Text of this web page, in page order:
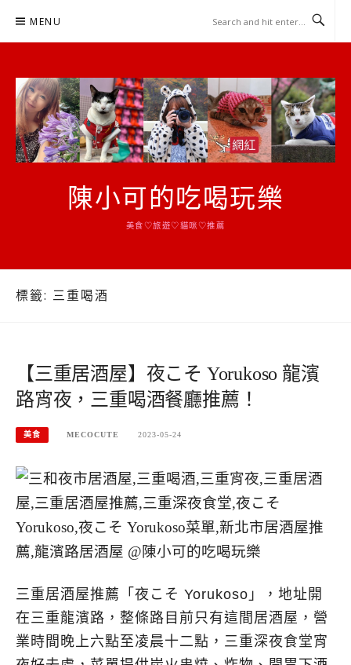
MENU
陳小可的吃喝玩樂
美食♡旅遊♡貓咪♡推薦
標籤: 三重喝酒
【三重居酒屋】夜こそ Yorukoso 龍濱
路宵夜，三重喝酒餐廳推薦！
美食 MECOCUTE 2023-05-24
三重居酒屋推薦「夜こそ Yorukoso」，地址開
在三重龍濱路，整條路目前只有這間居酒屋，營
業時間晚上六點至凌晨十二點，三重深夜食堂宵